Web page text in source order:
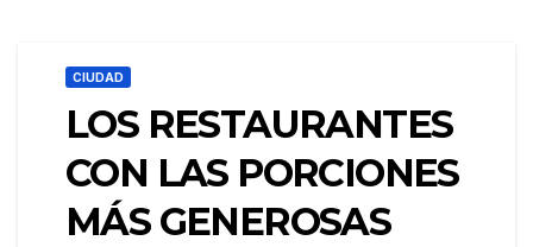
CIUDAD
LOS RESTAURANTES
CON LAS PORCIONES
MÁS GENEROSAS